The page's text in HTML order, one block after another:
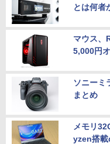
とは何者
マウス、
5,000円
ソニーミ
まとめ
メモリ
yzen搭